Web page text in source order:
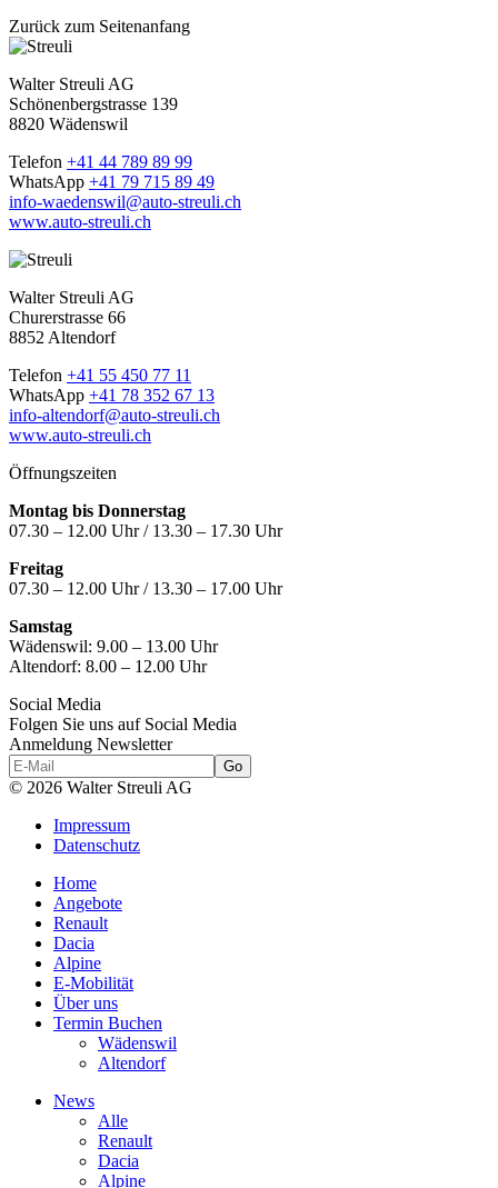
Zurück zum Seitenanfang
Walter Streuli AG
Schönenbergstrasse 139
8820 Wädenswil
Telefon +41 44 789 89 99
WhatsApp +41 79 715 89 49
info-waedenswil@auto-streuli.ch
www.auto-streuli.ch
Walter Streuli AG
Churerstrasse 66
8852 Altendorf
Telefon +41 55 450 77 11
WhatsApp +41 78 352 67 13
info-altendorf@auto-streuli.ch
www.auto-streuli.ch
Öffnungszeiten
Montag bis Donnerstag
07.30 – 12.00 Uhr / 13.30 – 17.30 Uhr
Freitag
07.30 – 12.00 Uhr / 13.30 – 17.00 Uhr
Samstag
Wädenswil: 9.00 – 13.00 Uhr
Altendorf: 8.00 – 12.00 Uhr
Social Media
Folgen Sie uns auf Social Media
Anmeldung Newsletter
© 2026 Walter Streuli AG
Impressum
Datenschutz
Home
Angebote
Renault
Dacia
Alpine
E-Mobilität
Über uns
Termin Buchen
Wädenswil
Altendorf
News
Alle
Renault
Dacia
Alpine